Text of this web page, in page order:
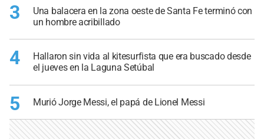
3
Una balacera en la zona oeste de Santa Fe terminó con
un hombre acribillado
4
Hallaron sin vida al kitesurfista que era buscado desde
el jueves en la Laguna Setúbal
5 Murió Jorge Messi, el papá de Lionel Messi